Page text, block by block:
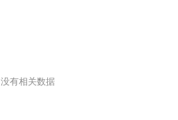
没有相关数据